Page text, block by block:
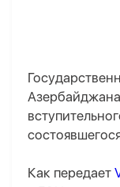
Как передает